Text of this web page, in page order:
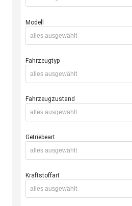
Modell
alles ausgewählt
Fahrzeugtyp
alles ausgewählt
Fahrzeugzustand
alles ausgewählt
Getriebeart
alles ausgewählt
Kraftstoffart
alles ausgewählt